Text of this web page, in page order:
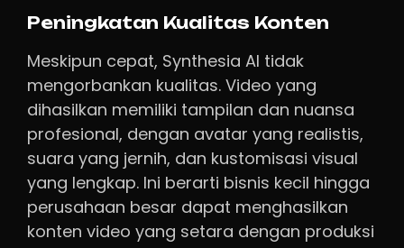
Peningkatan Kualitas Konten
Meskipun cepat, Synthesia AI tidak
mengorbankan kualitas. Video yang
dihasilkan memiliki tampilan dan nuansa
profesional, dengan avatar yang realistis,
suara yang jernih, dan kustomisasi visual
yang lengkap. Ini berarti bisnis kecil hingga
perusahaan besar dapat menghasilkan
konten video yang setara dengan produksi